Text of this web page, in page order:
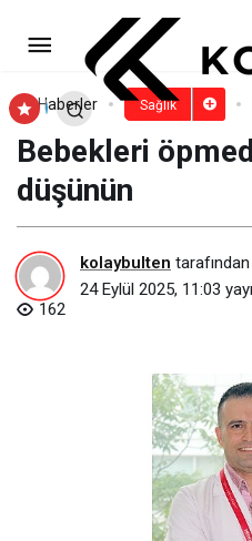
Haberler Sağlık
Bebekleri
düşünün
kolaybulten tarafından
24 Eylül 2025, 11:03
162
Gırtlak
gençlerde
Yorum Yap